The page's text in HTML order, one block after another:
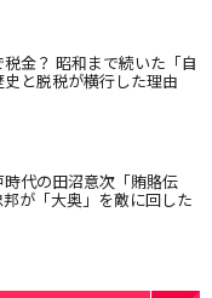
金？ 昭和まで続いた「自
と脱税が横行した理由
代の田沼意次「賄賂伝
が「大奥」を敵に回した